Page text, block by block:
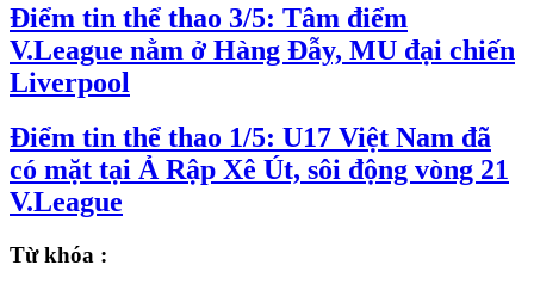
Điểm tin thể thao 3/5: Tâm điểm
V.League nằm ở Hàng Đẫy, MU đại chiến
Liverpool
Điểm tin thể thao 1/5: U17 Việt Nam đã
có mặt tại Ả Rập Xê Út, sôi động vòng 21
V.League
Từ khóa :